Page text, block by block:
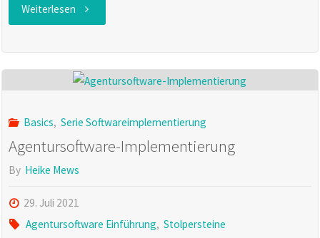
Weiterlesen "Die
Schritte
Software-
Implementierung"
Basics, Serie Softwareimplementierung
Agentursoftware-Implementierung
By Heike Mews
29. Juli 2021
Agentursoftware Einführung, Stolpersteine